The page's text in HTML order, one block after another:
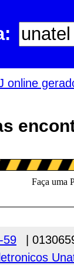
online
59
|